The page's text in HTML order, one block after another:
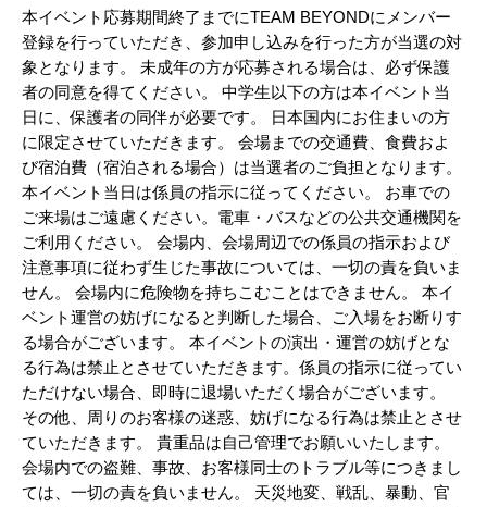
本イベント応募期間終了までにTEAM BEYONDにメンバー
登録を行っていただき、参加申し込みを行った方が当選の対
象となります。 未成年の方が応募される場合は、必ず保護
者の同意を得てください。 中学生以下の方は本イベント当
日に、保護者の同伴が必要です。 日本国内にお住まいの方
に限定させていただきます。 会場までの交通費、食費およ
び宿泊費（宿泊される場合）は当選者のご負担となります。
本イベント当日は係員の指示に従ってください。 お車での
ご来場はご遠慮ください。電車・バスなどの公共交通機関を
ご利用ください。 会場内、会場周辺での係員の指示および
注意事項に従わず生じた事故については、一切の責を負いま
せん。 会場内に危険物を持ちこむことはできません。 本イ
ベント運営の妨げになると判断した場合、ご入場をお断りす
る場合がございます。 本イベントの演出・運営の妨げとな
る行為は禁止とさせていただきます。係員の指示に従ってい
ただけない場合、即時に退場いただく場合がございます。
その他、周りのお客様の迷惑、妨げになる行為は禁止とさせ
ていただきます。 貴重品は自己管理でお願いいたします。
会場内での盗難、事故、お客様同士のトラブル等につきまし
ては、一切の責を負いません。 天災地変、戦乱、暴動、官